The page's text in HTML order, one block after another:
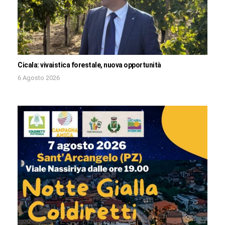
Cicala: vivaistica forestale, nuova opportunità
6 Agosto 2026